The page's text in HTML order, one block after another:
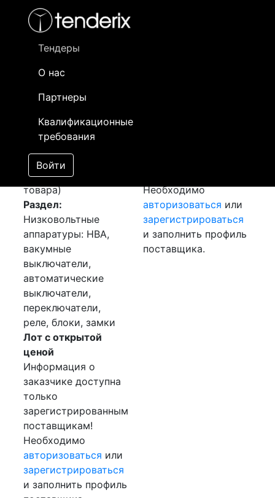
Тендеры
О нас
Партнеры
Квалификационные
требования
Войти
- активный лот
- сохраненный лот (не опубликован)
Закупка: Муфта
концевая
[Завершен]
Победитель выбран
Лот №:2227
АУКЦИОН (покупка
товара)
Раздел:
Низковольтные
аппаратуры: НВА,
вакумные
выключатели,
автоматические
выключатели,
переключатели,
реле, блоки, замки
Лот с открытой
ценой
Информация о
заказчике доступна
только
зарегистрированным
поставщикам!
Необходимо
авторизоваться или
зарегистрироваться
и заполнить профиль
Необходимо
авторизоваться или
зарегистрироваться
и заполнить профиль
поставщика.